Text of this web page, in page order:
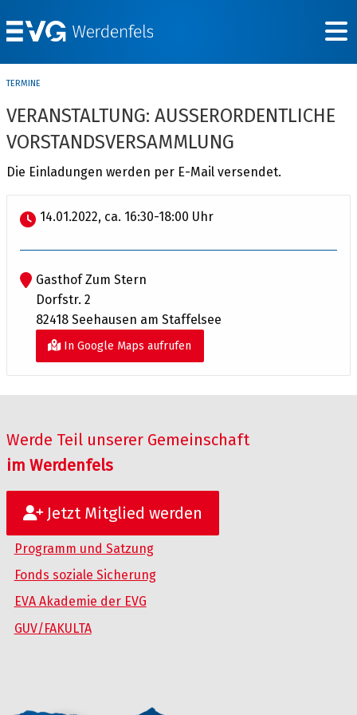
TERMINE
VERANSTALTUNG: AUSSERORDENTLICHE V
ORSTANDSVERSAMMLUNG
Die Einladungen werden per E-Mail versendet.
14.01.2022, ca. 16:30-18:00 Uhr
Gasthof Zum Stern
Dorfstr. 2
82418 Seehausen am Staffelsee
In Google Maps aufrufen
Werde Teil unserer Gemeinschaft
im Werdenfels
Jetzt Mitglied werden
Programm und Satzung
Fonds soziale Sicherung
EVA Akademie der EVG
GUV/FAKULTA